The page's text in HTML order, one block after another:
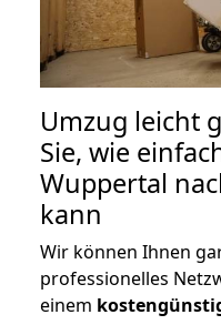
Umzug leicht
Sie, wie
Wuppertal
kann
Wir können Ihnen
professionelles
einem